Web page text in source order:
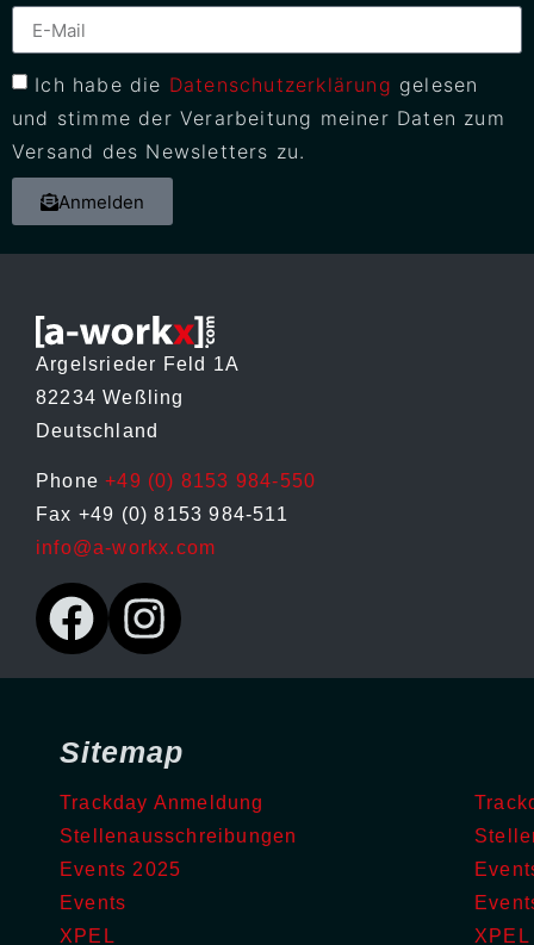
Ich habe die Datenschutzerklärung gelesen
und stimme der Verarbeitung meiner Daten zum
Versand des Newsletters zu.
Anmelden
Argelsrieder Feld 1A
82234 Weßling
Deutschland
Phone+49 (0) 8153 984-550
Fax +49 (0) 8153 984-511
info@a-workx.com
Sitemap
Trackday Anmeldung
Stellenausschreibungen
Events 2025
Events
XPEL
XPEL